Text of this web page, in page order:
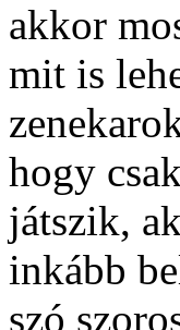
akkor
mit is
hogy
játszik,
inkább
szó